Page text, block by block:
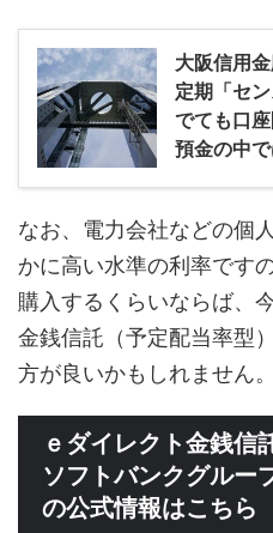
大阪信用
定期「セ
でても口
預金の中
なお、電力会社などの個
かに高い水準の利率です
購入するくらいならば、
金銭信託（予定配当率型
方が良いかもしれません。
ｅダイレクト金銭信
ソフトバンクグルー
の公式情報はこちら